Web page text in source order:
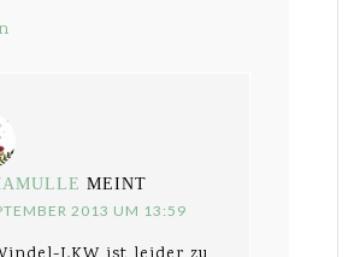
MEINT
2013 UM 13:59